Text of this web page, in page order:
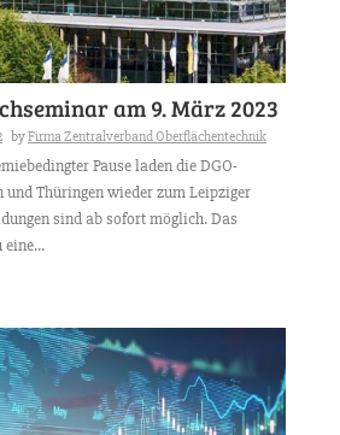
am 9. März 2023
byFirma Zentralverband Oberflächentechnik
Pause laden die DGO-
und Thüringen wieder zum Leipziger
sind ab sofort möglich. Das
eine...